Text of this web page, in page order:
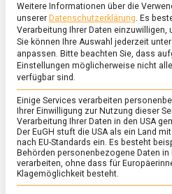
ERNÄHRUNG & GESUNDHEIT /
Echter Käse ohne
2. Dezember 2022
Weitere Informationen über die
unserer Datenschutzerklärung. Es
Verarbeitung Ihrer Daten
Sie können Ihre Auswahl jederzeit unter
anpassen. Bitte beachten Sie, dass
Einstellungen möglicherweise nicht
verfügbar sind.
Einige Services verarbeiten
Ihrer Einwilligung zur Nutzung dieser
Verarbeitung Ihrer Daten in den USA
Der EuGH stuft die USA als ein Land
nach EU-Standards ein. Es besteht
Behörden personenbezogene Daten
verarbeiten, ohne dass für
Klagemöglichkeit besteht.